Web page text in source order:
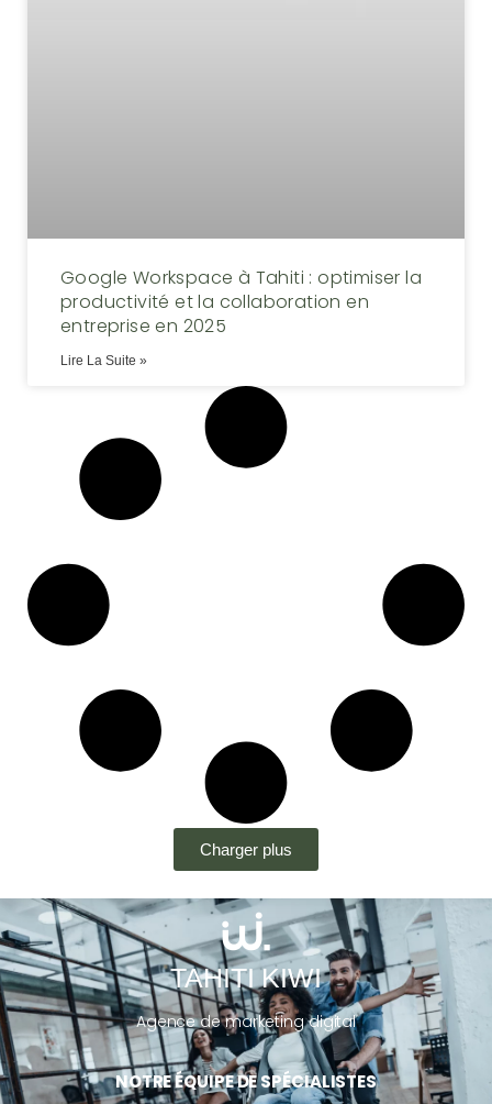
Google Workspace à Tahiti : optimiser la
productivité et la collaboration en
entreprise en 2025
Lire La Suite »
Charger plus
TAHITI KIWI
Agence de marketing digital
NOTRE ÉQUIPE DE SPÉCIALISTES